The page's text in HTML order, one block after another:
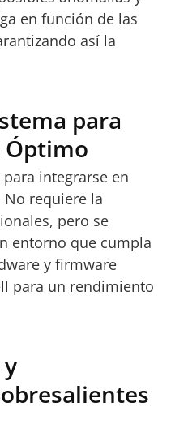
en función de las
así la
para
integrarse en
requiere la
pero se
entorno que cumpla
y firmware
para un rendimiento